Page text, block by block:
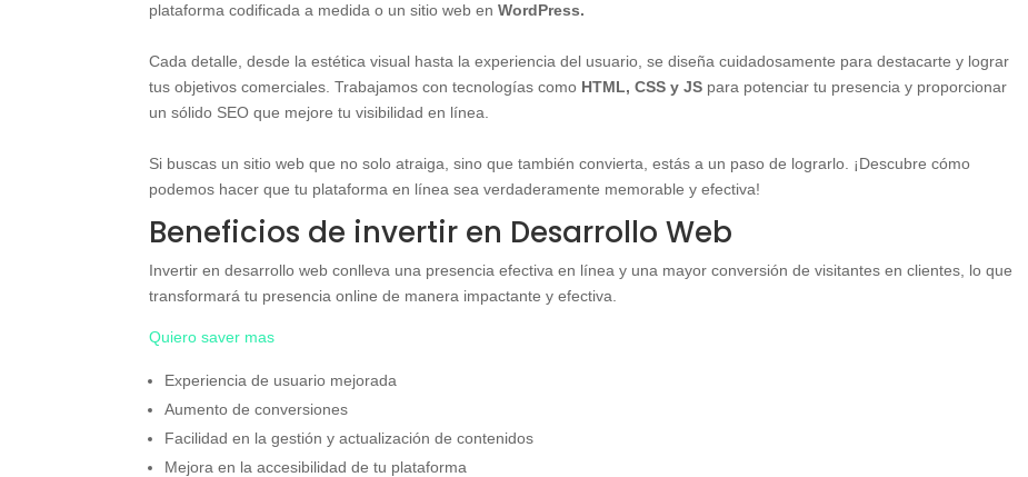
plataforma codificada a medida o un sitio web en WordPress.
Cada detalle, desde la estética visual hasta la experiencia del usuario, se diseña cuidadosamente para destacarte y lograr
tus objetivos comerciales. Trabajamos con tecnologías como HTML, CSS y JS para potenciar tu presencia y proporcionar
un sólido SEO que mejore tu visibilidad en línea.
Si buscas un sitio web que no solo atraiga, sino que también convierta, estás a un paso de lograrlo. ¡Descubre cómo
podemos hacer que tu plataforma en línea sea verdaderamente memorable y efectiva!
Beneficios de invertir en Desarrollo Web
Invertir en desarrollo web conlleva una presencia efectiva en línea y una mayor conversión de visitantes en clientes, lo que
transformará tu presencia online de manera impactante y efectiva.
Quiero saver mas
Experiencia de usuario mejorada
Aumento de conversiones
Facilidad en la gestión y actualización de contenidos
Mejora en la accesibilidad de tu plataforma